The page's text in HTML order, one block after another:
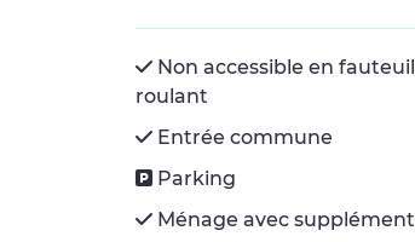
Non accessible en fauteuil
roulant
Entrée commune
Parking
Ménage avec supplément